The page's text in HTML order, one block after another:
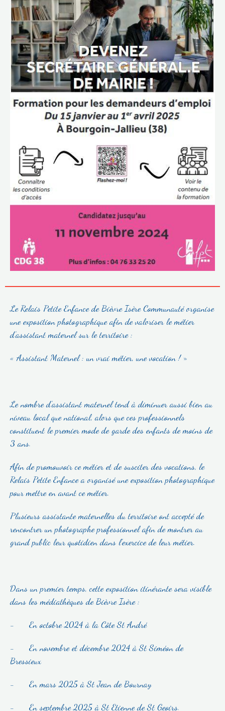
Le Relais Petite Enfance de Bièvre Isère Communauté organise
une exposition photographique afin de valoriser le métier
d’assistant maternel sur le territoire :
« Assistant Maternel : un vrai métier, une vocation ! »
Le nombre d’assistant maternel tend à diminuer aussi bien au
niveau local que national, alors que ces professionnels
constituent le premier mode de garde des enfants de moins de
3 ans.
Afin de promouvoir ce métier et de susciter des vocations, le
Relais Petite Enfance a organisé une exposition photographique
pour mettre en avant ce métier.
Plusieurs assistante maternelles du territoire ont accepté de
rencontrer un photographe professionnel afin de montrer au
grand public leur quotidien dans l’exercice de leur métier.
Dans un premier temps, cette exposition itinérante sera visible
dans les médiathèques de Bièvre Isère :
- En octobre 2024 à la Côte St André
- En novembre et décembre 2024 à St Siméon de
Bressieux
- En mars 2025 à St Jean de Bournay
- En septembre 2025 à St Etienne de St Geoirs.